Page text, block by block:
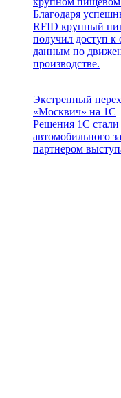
Благодаря
RFID крупный
получил доступ
данным по
производстве.
Экстренный
«Москвич» на 1С
Решения 1С
автомобильного
партнером